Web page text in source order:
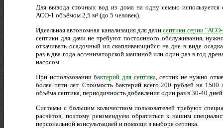
Для вывода сточных вод из дома на одну семью используется
АСО-1 объёмом 2,5 м³ (до 5 человек).
Идеальная автономная канализация для дачисептики серии
септики для дачи не требуют постоянного обслуживания,
откачивать осадочный ил скапливающийся на дне в виде
раз в два года ассенизаторской машиной или один раз в год
насосом.
При использованиибактерий для септика , септик не нужно
более пяти лет. Стоимость бактерий всего 200 рублей на 1500
объёма септика, периодичность добавления один раз в 30-40
Системы с большим количеством пользователей требуют
расчётов, поэтому рекомендуем обратиться к нашим
персональной консультацией и помощи в выборе септика.